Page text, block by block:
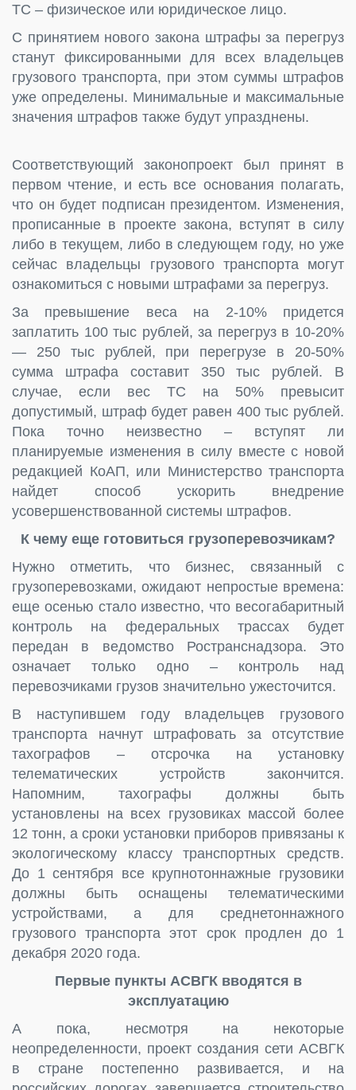
ТС – физическое или юридическое лицо.
С принятием нового закона штрафы за перегруз
станут фиксированными для всех владельцев
грузового транспорта, при этом суммы штрафов
уже определены. Минимальные и максимальные
значения штрафов также будут упразднены.
Соответствующий законопроект был принят в
первом чтение, и есть все основания полагать,
что он будет подписан президентом. Изменения,
прописанные в проекте закона, вступят в силу
либо в текущем, либо в следующем году, но уже
сейчас владельцы грузового транспорта могут
ознакомиться с новыми штрафами за перегруз.
За превышение веса на 2-10% придется
заплатить 100 тыс рублей, за перегруз в 10-20%
— 250 тыс рублей, при перегрузе в 20-50%
сумма штрафа составит 350 тыс рублей. В
случае, если вес ТС на 50% превысит
допустимый, штраф будет равен 400 тыс рублей.
Пока точно неизвестно – вступят ли
планируемые изменения в силу вместе с новой
редакцией КоАП, или Министерство транспорта
найдет способ ускорить внедрение
усовершенствованной системы штрафов.
К чему еще готовиться грузоперевозчикам?
Нужно отметить, что бизнес, связанный с
грузоперевозками, ожидают непростые времена:
еще осенью стало известно, что весогабаритный
контроль на федеральных трассах будет
передан в ведомство Ространснадзора. Это
означает только одно – контроль над
перевозчиками грузов значительно ужесточится.
В наступившем году владельцев грузового
транспорта начнут штрафовать за отсутствие
тахографов – отсрочка на установку
телематических устройств закончится.
Напомним, тахографы должны быть
установлены на всех грузовиках массой более
12 тонн, а сроки установки приборов привязаны к
экологическому классу транспортных средств.
До 1 сентября все крупнотоннажные грузовики
должны быть оснащены телематическими
устройствами, а для среднетоннажного
грузового транспорта этот срок продлен до 1
декабря 2020 года.
Первые пункты АСВГК вводятся в
эксплуатацию
А пока, несмотря на некоторые
неопределенности, проект создания сети АСВГК
в стране постепенно развивается, и на